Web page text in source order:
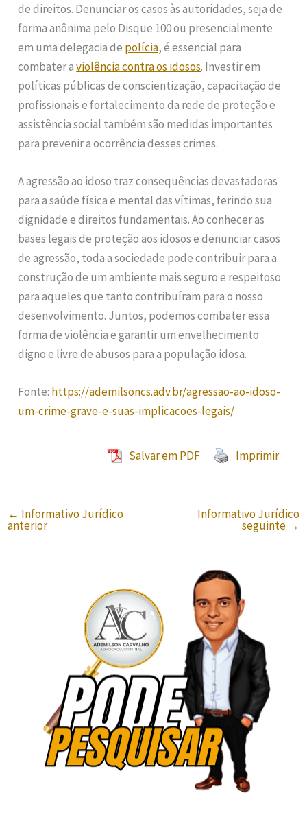
de direitos. Denunciar os casos às autoridades, seja de
forma anônima pelo Disque 100 ou presencialmente
em uma delegacia de polícia, é essencial para
combater aviolência contra os idosos. Investir em
políticas públicas de conscientização, capacitação de
profissionais e fortalecimento da rede de proteção e
assistência social também são medidas importantes
para prevenir a ocorrência desses crimes.
A agressão ao idoso traz consequências devastadoras
para a saúde física e mental das vítimas, ferindo sua
dignidade e direitos fundamentais. Ao conhecer as
bases legais de proteção aos idosos e denunciar casos
de agressão, toda a sociedade pode contribuir para a
construção de um ambiente mais seguro e respeitoso
para aqueles que tanto contribuíram para o nosso
desenvolvimento. Juntos, podemos combater essa
forma de violência e garantir um envelhecimento
digno e livre de abusos para a população idosa.
Fonte: https://ademilsoncs.adv.br/agressao-ao-idoso-
um-crime-grave-e-suas-implicacoes-legais/
Salvar em PDF Imprimir
← Informativo Jurídico
anterior
Informativo Jurídico
seguinte →